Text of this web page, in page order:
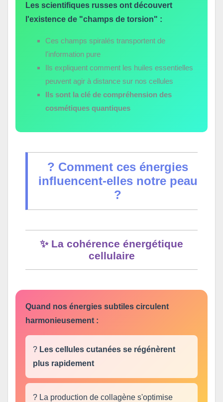
Les scientifiques russes ont découvert
l'existence de "champs de torsion" :
Ces champs spiralés transportent de
l'information pure
Ils expliquent comment les huiles essentielles
peuvent agir à distance sur nos cellules
Ils sont la clé de compréhension des
cosmétiques quantiques
? Comment ces énergies
influencent-elles notre peau
?
✨ La cohérence énergétique
cellulaire
Quand nos énergies subtiles circulent
harmonieusement :
? Les cellules cutanées se régénèrent
plus rapidement
? La production de collagène s'optimise